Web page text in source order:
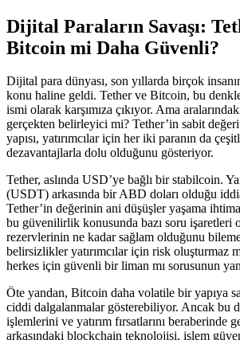
Dijital Paraların Savaşı:
Bitcoin mi Daha Güvenli?
Dijital para dünyası, son yıllarda birçok
konu haline geldi. Tether ve Bitcoin, bu
ismi olarak karşımıza çıkıyor. Ama
gerçekten belirleyici mi? Tether’in sabit
yapısı, yatırımcılar için her iki paranın da
dezavantajlarla dolu olduğunu gösteriyor.
Tether, aslında USD’ye bağlı bir stabilcoin.
(USDT) arkasında bir ABD doları olduğu
Tether’in değerinin ani düşüşler yaşama
bu güvenilirlik konusunda bazı soru işaretleri
rezervlerinin ne kadar sağlam olduğunu
belirsizlikler yatırımcılar için risk oluşturmaz
herkes için güvenli bir liman mı sorusunun
Öte yandan, Bitcoin daha volatile bir yapıya
ciddi dalgalanmalar gösterebiliyor. Ancak bu
işlemlerini ve yatırım fırsatlarını beraberinde
arkasındaki blockchain teknolojisi, işlem